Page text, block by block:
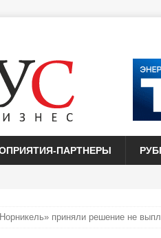
ПАРТНЕРЫ
приняли решение не